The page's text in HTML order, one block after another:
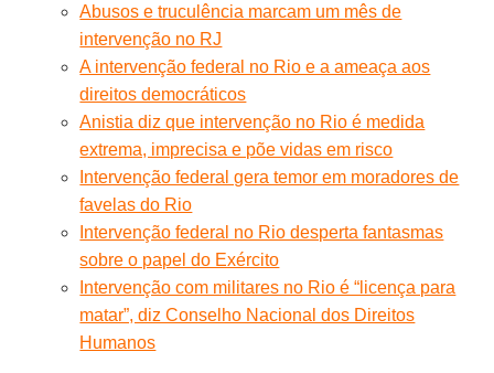
Abusos e truculência marcam um mês de
intervenção no RJ
A intervenção federal no Rio e a ameaça aos
direitos democráticos
Anistia diz que intervenção no Rio é medida
extrema, imprecisa e põe vidas em risco
Intervenção federal gera temor em moradores de
favelas do Rio
Intervenção federal no Rio desperta fantasmas
sobre o papel do Exército
Intervenção com militares no Rio é “licença para
matar”, diz Conselho Nacional dos Direitos
Humanos